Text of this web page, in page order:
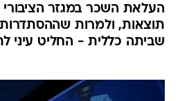
העלאת השכר במגזר
תוצאות, ולמרות שההסתדרות
שביתה כללית - החליט עיני